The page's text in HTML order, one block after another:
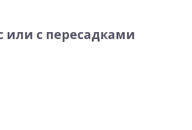
с пересадками